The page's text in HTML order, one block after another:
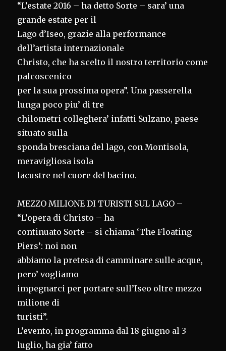
“L’estate 2016 – ha detto Sorte – sara’ una
grande estate per il
Lago d’Iseo, grazie alla performance
dell’artista internazionale
Christo, che ha scelto il nostro territorio come
palcoscenico
per la sua prossima opera”. Una passerella
lunga poco piu’ di tre
chilometri colleghera’ infatti Sulzano, paese
situato sulla
sponda bresciana del lago, con Montisola,
meravigliosa isola
lacustre nel cuore del bacino.
MEZZO MILIONE DI TURISTI SUL LAGO –
“L’opera di Christo – ha
continuato Sorte – si chiama ‘The Floating
Piers’: noi non
abbiamo la pretesa di camminare sulle acque,
pero’ vogliamo
impegnarci per portare sull’Iseo oltre mezzo
milione di
turisti”.
L’evento, in programma dal 18 giugno al 3
luglio, ha gia’ fatto